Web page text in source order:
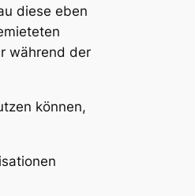
diese eben
während der
können,